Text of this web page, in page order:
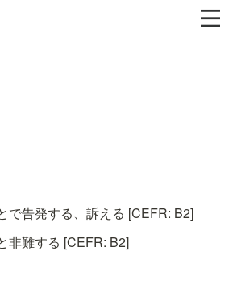
で告発する、訴える [CEFR: B2]
非難する [CEFR: B2]